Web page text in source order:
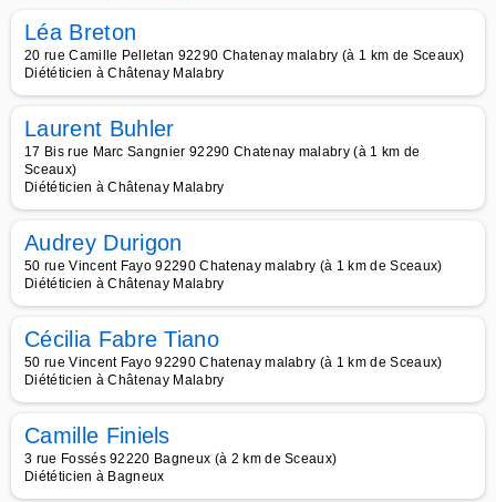
Léa Breton
20 rue Camille Pelletan 92290 Chatenay malabry (à 1 km de Sceaux)
Diététicien à Châtenay Malabry
Laurent Buhler
17 Bis rue Marc Sangnier 92290 Chatenay malabry (à 1 km de
Sceaux)
Diététicien à Châtenay Malabry
Audrey Durigon
50 rue Vincent Fayo 92290 Chatenay malabry (à 1 km de Sceaux)
Diététicien à Châtenay Malabry
Cécilia Fabre Tiano
50 rue Vincent Fayo 92290 Chatenay malabry (à 1 km de Sceaux)
Diététicien à Châtenay Malabry
Camille Finiels
3 rue Fossés 92220 Bagneux (à 2 km de Sceaux)
Diététicien à Bagneux